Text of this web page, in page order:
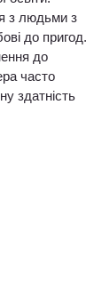
з людьми з
до пригод.
до
часто
здатність